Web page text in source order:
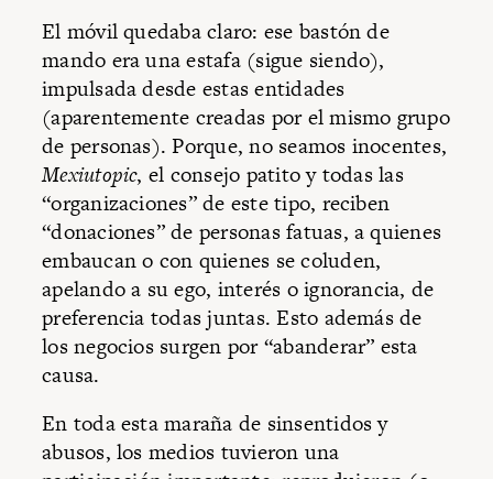
El móvil quedaba claro: ese bastón de
mando era una estafa (sigue siendo),
impulsada desde estas entidades
(aparentemente creadas por el mismo grupo
de personas). Porque, no seamos inocentes,
Mexiutopic, el consejo patito y todas las
“organizaciones” de este tipo, reciben
“donaciones” de personas fatuas, a quienes
embaucan o con quienes se coluden,
apelando a su ego, interés o ignorancia, de
preferencia todas juntas. Esto además de
los negocios surgen por “abanderar” esta
causa.
En toda esta maraña de sinsentidos y
abusos, los medios tuvieron una